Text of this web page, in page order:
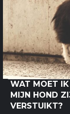
WAT MOET
MIJN HOND
VERSTUIKT?